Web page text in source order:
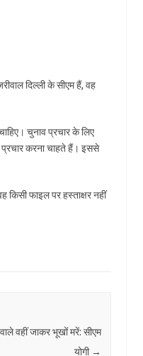
दिल्ली के सीएम हैं, वह
चुनाव प्रचार के लिए
प्रचार करना चाहते हैं। इससे
किसी फाइल पर हस्ताक्षर नहीं
वहीं जाकर भूखों मरें: सीएम
योगी →